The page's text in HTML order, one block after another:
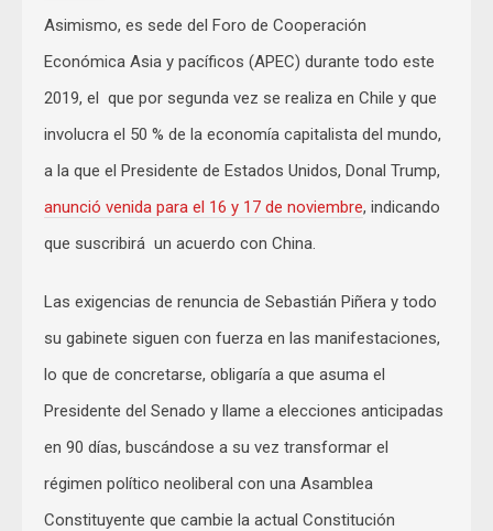
Asimismo, es sede del Foro de Cooperación
Económica Asia y pacíficos (APEC) durante todo este
2019, el que por segunda vez se realiza en Chile y que
involucra el 50 % de la economía capitalista del mundo,
a la que el Presidente de Estados Unidos, Donal Trump,
anunció venida para el 16 y 17 de noviembre, indicando
que suscribirá un acuerdo con China.
Las exigencias de renuncia de Sebastián Piñera y todo
su gabinete siguen con fuerza en las manifestaciones,
lo que de concretarse, obligaría a que asuma el
Presidente del Senado y llame a elecciones anticipadas
en 90 días, buscándose a su vez transformar el
régimen político neoliberal con una Asamblea
Constituyente que cambie la actual Constitución